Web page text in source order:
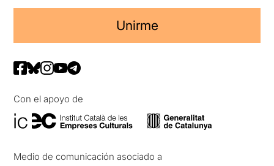
Unirme
Con el apoyo de
Medio de comunicación asociado a